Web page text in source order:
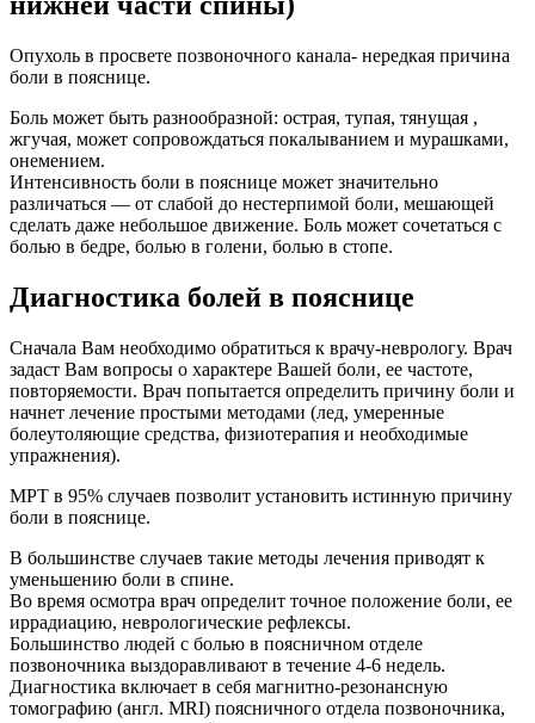
Опухоль в просвете позвоночного канала- нередкая причина
боли в пояснице.
Боль может быть разнообразной: острая, тупая, тянущая ,
жгучая, может сопровождаться покалыванием и мурашками,
онемением.
Интенсивность боли в пояснице может значительно
различаться — от слабой до нестерпимой боли, мешающей
сделать даже небольшое движение. Боль может сочетаться с
болью в бедре, болью в голени, болью в стопе.
Диагностика болей в пояснице
Сначала Вам необходимо обратиться к врачу-неврологу. Врач
задаст Вам вопросы о характере Вашей боли, ее частоте,
повторяемости. Врач попытается определить причину боли и
начнет лечение простыми методами (лед, умеренные
болеутоляющие средства, физиотерапия и необходимые
упражнения).
МРТ в 95% случаев позволит установить истинную причину
боли в пояснице.
В большинстве случаев такие методы лечения приводят к
уменьшению боли в спине.
Во время осмотра врач определит точное положение боли, ее
иррадиацию, неврологические рефлексы.
Большинство людей с болью в поясничном отделе
позвоночника выздоравливают в течение 4-6 недель.
Диагностика включает в себя магнитно-резонансную
томографию (англ. MRI) поясничного отдела позвоночника,